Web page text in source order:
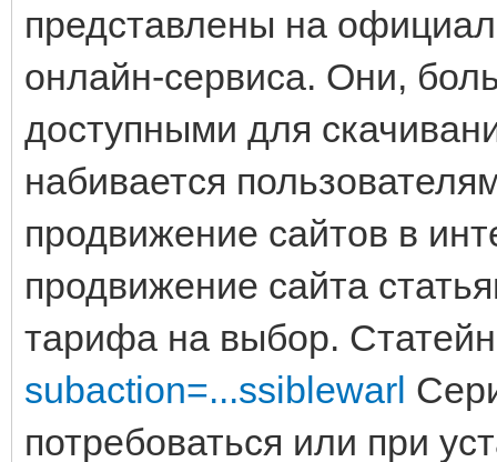
представлены на
онлайн-сервиса. Они,
доступными для
набивается
продвижение сайтов в
продвижение сайта
тарифа на выбор.
subaction=...ssiblewarl
потребоваться или при